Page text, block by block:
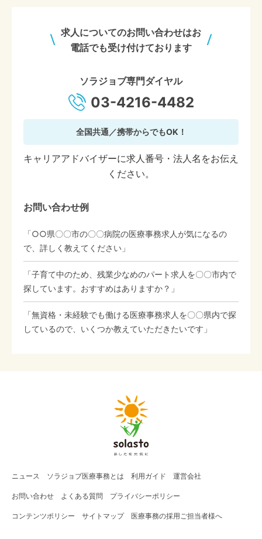
求人についてのお問い合わせはお
電話でも受け付けております
ソラジョブ専門ダイヤル
03-4216-4482
全国共通／携帯からでもOK！
キャリアアドバイザーに求人番号・法人名をお伝え
ください。
お問い合わせ例
「○○県〇〇市の〇〇病院の医療事務求人が気になるの
で、詳しく教えてください」
「子育て中のため、残業少なめのパート求人を〇〇市内で
探しています。おすすめはありますか？」
「無資格・未経験でも働ける医療事務求人を〇〇県内で探
しているので、いくつか教えていただきたいです」
ニュース ソラジョブ医療事務 とは 利用ガイド 運営会社
お問い合わせ よくある質問 プライバシーポリシー
コンテンツポリシー サイトマップ 医療事務の採用ご担当者様へ